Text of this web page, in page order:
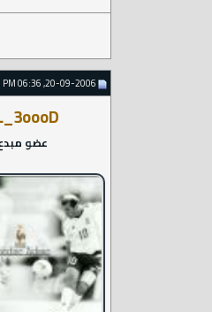
عضو